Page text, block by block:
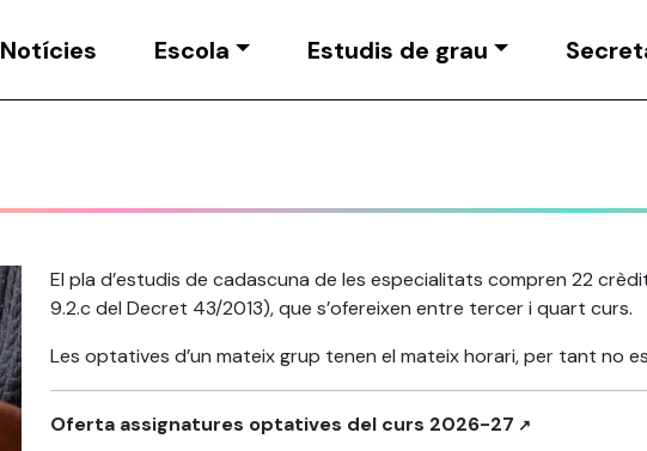
Notícies Escola Estudis de grau
El pla d’estudis de cadascuna de les especialitats compren 22
9.2.c del Decret 43/2013), que s’ofereixen entre tercer i quart curs.
Les optatives d’un mateix grup tenen el mateix horari, per tant no
Oferta assignatures optatives del curs 2026-27